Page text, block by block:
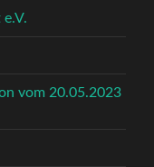
vom 20.05.2023